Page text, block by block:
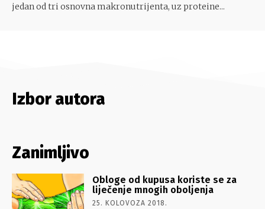
jedan od tri osnovna makronutrijenta, uz proteine...
Izbor autora
Zanimljivo
Obloge od kupusa koriste se za
liječenje mnogih oboljenja
25. KOLOVOZA 2018.